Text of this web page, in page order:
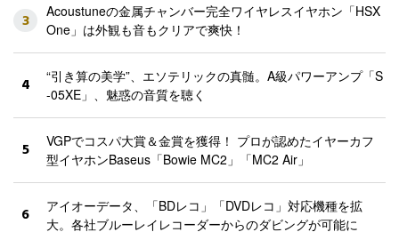
3
Acoustuneの金属チャンバー完全ワイヤレスイヤホン「HSX
One」は外観も音もクリアで爽快！
4
“引き算の美学”、エソテリックの真髄。A級パワーアンプ「S
-05XE」、魅惑の音質を聴く
5
VGPでコスパ大賞＆金賞を獲得！ プロが認めたイヤーカフ
型イヤホンBaseus「Bowie MC2」「MC2 Air」
6
アイオーデータ、「BDレコ」「DVDレコ」対応機種を拡
大。各社ブルーレイレコーダーからのダビングが可能に